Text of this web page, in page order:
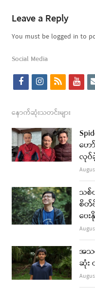
Leave a Reply
You must be logged in to
Social Media
f
c
e
b
o
k
i
s
t
a
g
a
m
r
s
y
t
u
b
e
နောက်ဆုံးသတင်းများ
ဟေ
လုပ်
သစ်
စိတ်
ပေ
အသ
ဆုံး